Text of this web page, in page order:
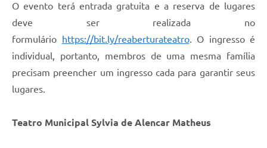
O evento terá entrada gratuita e a reserva de lugares
deve ser realizada no
formulário https://bit.ly/reaberturateatro. O ingresso é
individual, portanto, membros de uma mesma família
precisam preencher um ingresso cada para garantir seus
lugares.
Teatro Municipal Sylvia de Alencar Matheus